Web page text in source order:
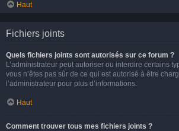
Haut
Fichiers joints
Quels fichiers joints sont autorisés sur ce forum ?
L’administrateur peut autoriser ou interdire certains
vous n’êtes pas sûr de ce qui est autorisé à être
l’administrateur pour plus d’informations.
Haut
Comment trouver tous mes fichiers joints ?